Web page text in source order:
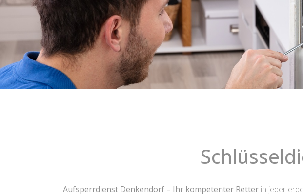
Aufsperrdienst Denkendorf – Ihr kompetenter Retter in jeder